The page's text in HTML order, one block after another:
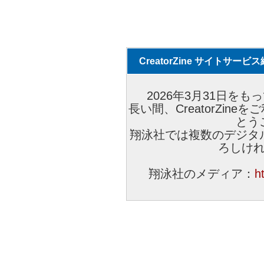
CreatorZine サイトサービス
2026年3月31日をも
長い間、CreatorZineを
とう
翔泳社では複数のデジ
ろしけ
翔泳社のメディア：